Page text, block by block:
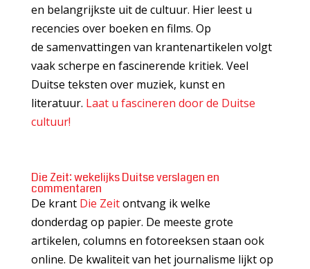
en belangrijkste uit de cultuur. Hier leest u
recencies over boeken en films. Op
de samenvattingen van krantenartikelen volgt
vaak scherpe en fascinerende kritiek. Veel
Duitse teksten over muziek, kunst en
literatuur. Laat u fascineren door de Duitse
cultuur!
Die Zeit: wekelijks Duitse verslagen en
commentaren
De krant Die Zeitontvang ik welke
donderdag op papier. De meeste grote
artikelen, columns en fotoreeksen staan ook
online. De kwaliteit van het journalisme lijkt op